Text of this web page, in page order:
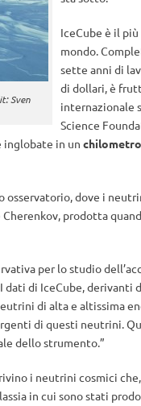
Sven
IceCube è il
mondo.
sette anni di
di dollari, è
internazionale
Science
inglobate in un
osservatorio, dove i
prodotta
per lo studio
di IceCube, derivanti
di alta e altissima
di questi neutrini.
dello strumento.”
i neutrini cosmici
in cui sono stati